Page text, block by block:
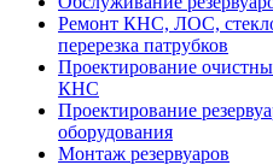
Ремонт КНС, ЛОС,
перерезка патрубков
Проектирование
КНС
Проектирование
оборудования
Монтаж резервуаров